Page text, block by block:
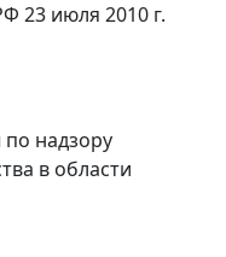
23 июля 2010 г.
надзору
в области